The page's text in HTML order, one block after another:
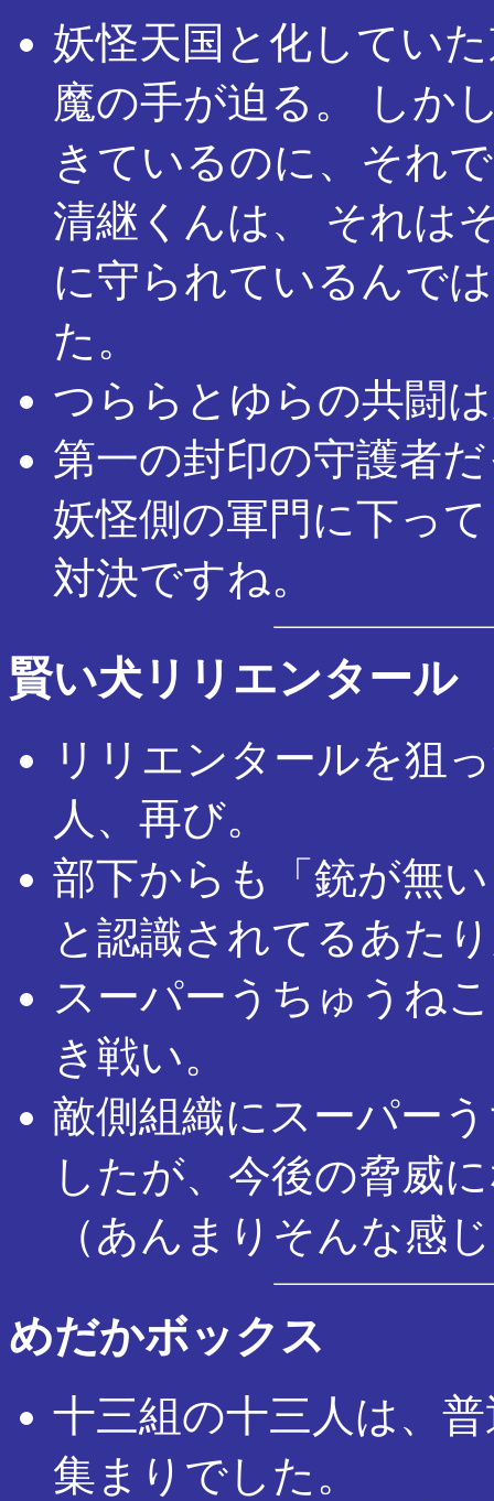
妖怪天国と化してい
魔の手が迫る。 しか
きているのに、それ
清継くんは、 それは
に守られているんで
た。
つららとゆらの共闘
第一の封印の守護者
妖怪側の軍門に下っ
対決ですね。
賢い犬リリエンタール
リリエンタールを狙
人、再び。
部下からも「銃が無
と認識されてるあた
スーパーうちゅうね
き戦い。
敵側組織にスーパー
したが、今後の脅威
（あんまりそんな感
めだかボックス
十三組の十三人は、
集まりでした。